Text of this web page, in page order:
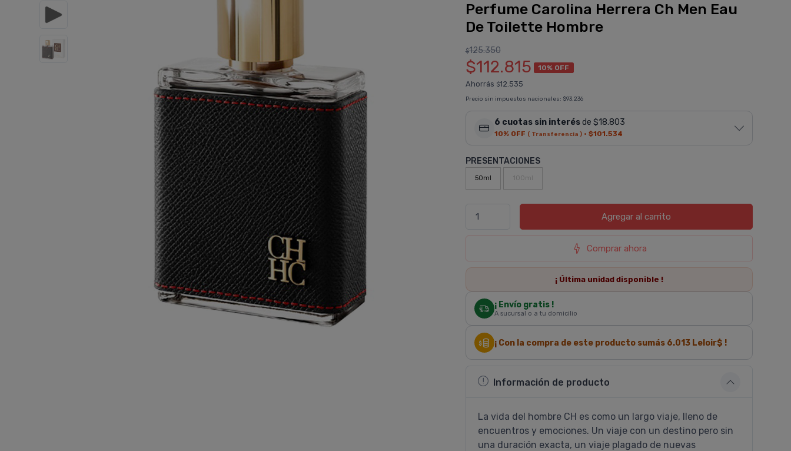
Perfume Carolina Herrera Ch Men Eau
De Toilette Hombre
$125.350
$112.815 10% OFF
Ahorrás $12.535
Precio sin impuestos nacionales: $93.236
6 cuotas sin interésde $18.803
10% OFF ( Transferencia )· $101.534
PRESENTACIONES
50ml 100ml
Agregaral carrito
Comprar ahora
¡ Última unidaddisponible !
¡ Envío gratis !
A sucursal o a tu domicilio
¡ Con la compra de este producto sumás 6.013Leloir$ !
Información de producto
La vida del hombre CH es como un largo viaje, lleno de
encuentros y emociones. Un viaje con un destino pero sin
una duración exacta, un viaje plagado de nuevas